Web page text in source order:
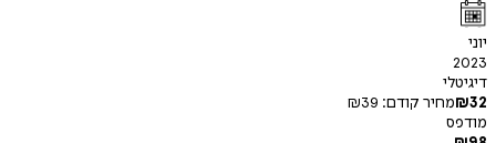
יוני
2023
דיגיטלי
₪32 מחיר קודם: ₪39
מודפס